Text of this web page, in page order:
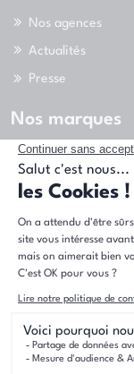
Nos agences
Actualités
Presse
Nos marques
Nous suivre